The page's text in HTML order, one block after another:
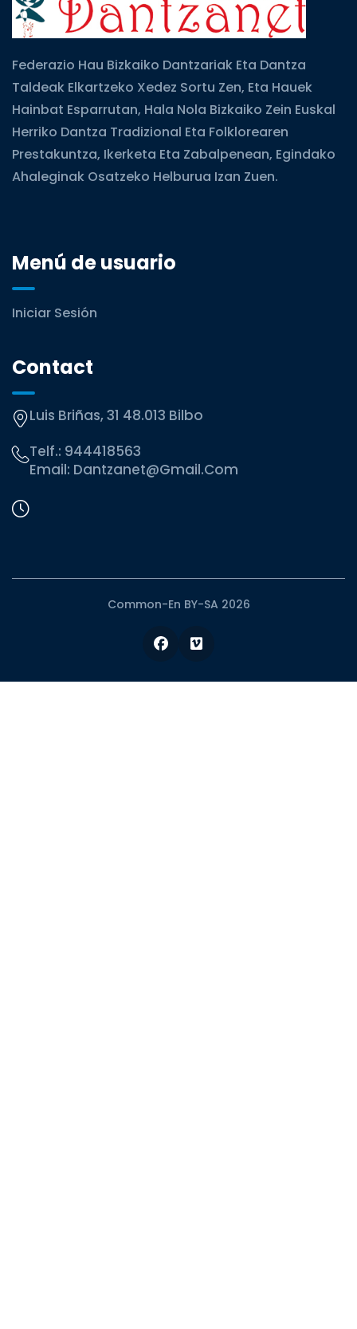
Federazio Hau Bizkaiko Dantzariak Eta Dantza
Taldeak Elkartzeko Xedez Sortu Zen, Eta Hauek
Hainbat Esparrutan, Hala Nola Bizkaiko Zein Euskal
Herriko Dantza Tradizional Eta Folklorearen
Prestakuntza, Ikerketa Eta Zabalpenean, Egindako
Ahaleginak Osatzeko Helburua Izan Zuen.
Menú de usuario
Iniciar Sesión
Contact
Luis Briñas, 31 48.013 Bilbo
Telf.: 944418563
Email: Dantzanet@gmail.com
Common-En BY-SA 2026
Facebook
Vimeo